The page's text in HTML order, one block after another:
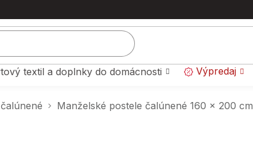
textil a doplnky do domácnosti Výpredaj
Manželské postele čalúnené 160 x 200 cm